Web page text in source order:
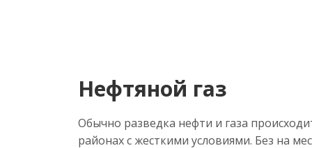
Нефтяной газ
Обычно разведка нефти и газа
районах с жесткими условиями. Без на